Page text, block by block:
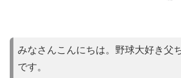
みなさんこんにちは。野球大好き父
です。